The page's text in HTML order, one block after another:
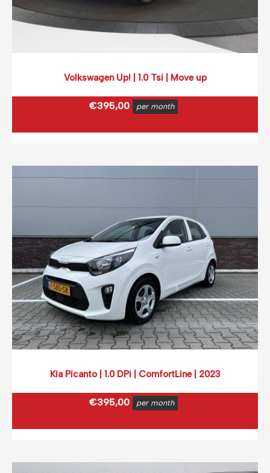
Volkswagen Up! | 1.0 Tsi | Move up
€395,00 per month
Prijs op basis van 2000 km per month.
Kia Picanto | 1.0 DPi | ComfortLine | 2023
€395,00 per month